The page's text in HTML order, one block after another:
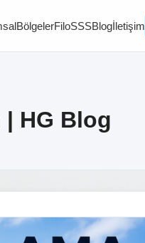
BölgelerFiloSSSBlogİletişim
HG Blog